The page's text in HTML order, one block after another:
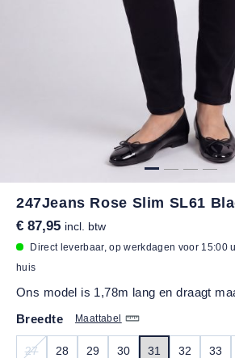
247Jeans Rose Slim SL61
€ 87,95 incl. btw
Direct leverbaar, op werkdagen voor 15:00
huis
Ons model is 1,78m lang en draagt
Maattabel
Breedte
27 28 29 30 31 32 33